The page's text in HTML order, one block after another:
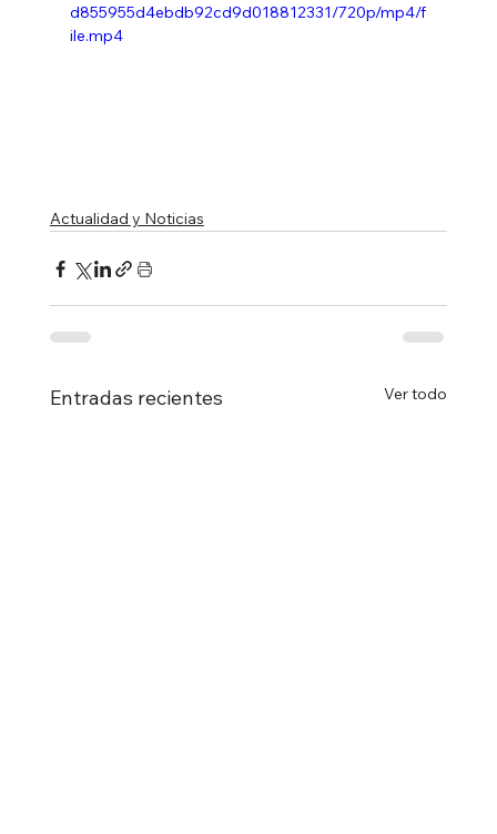
d855955d4ebdb92cd9d018812331/720p/mp4/f
ile.mp4
Actualidad y Noticias
Entradas recientes Ver todo